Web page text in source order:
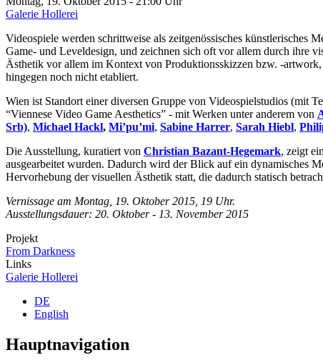
Galerie Hollerei
Videospiele werden schrittweise als zeitgenössisches künstlerisches
Game- und Leveldesign, und zeichnen sich oft vor allem durch ihre
Ästhetik vor allem im Kontext von Produktionsskizzen bzw. -
hingegen noch nicht etabliert.
Wien ist Standort einer diversen Gruppe von Videospielstudios (mit
“Viennese Video Game Aesthetics” - mit Werken unter anderem von
Srb), Michael Hackl, Mi’pu’mi, Sabine Harrer, Sarah Hiebl,
Die Ausstellung, kuratiert von Christian Bazant-Hegemark, zeigt
ausgearbeitet wurden. Dadurch wird der Blick auf ein dynamisches
Hervorhebung der visuellen Ästhetik statt, die dadurch statisch
Vernissage am Montag, 19. Oktober 2015, 19 Uhr.
Ausstellungsdauer: 20. Oktober - 13. November 2015
Projekt
From Darkness
Links
Galerie Hollerei
DE
English
Hauptnavigation